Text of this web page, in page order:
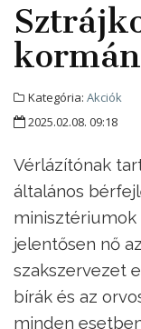
Kategória: Akciók
2025.02.08. 09:18
Vérlázítónak
általános
jelentősen nő
szakszervezet
bírák és az
minden